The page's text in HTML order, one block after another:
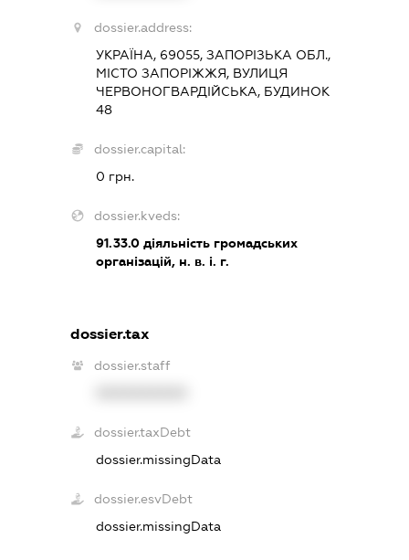
dossier.address:
УКРАЇНА, 69055, ЗАПОРІЗЬКА ОБЛ.,
МІСТО ЗАПОРІЖЖЯ, ВУЛИЦЯ
ЧЕРВОНОГВАРДІЙСЬКА, БУДИНОК
48
dossier.capital:
0 грн.
dossier.kveds:
91.33.0 діяльність громадських
організацій, н. в. і. г.
dossier.tax
dossier.staff
dossier.taxDebt
dossier.missingData
dossier.esvDebt
dossier.missingData